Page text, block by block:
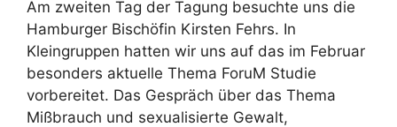
Am zweiten Tag der Tagung besuchte uns die
Hamburger Bischöfin Kirsten Fehrs. In
Kleingruppen hatten wir uns auf das im Februar
besonders aktuelle Thema ForuM Studie
vorbereitet. Das Gespräch über das Thema
Mißbrauch und sexualisierte Gewalt,